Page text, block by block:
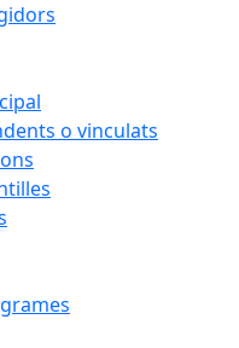
o vinculats